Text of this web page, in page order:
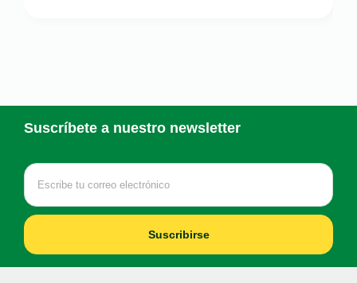
Suscríbete a nuestro newsletter
Suscribirse